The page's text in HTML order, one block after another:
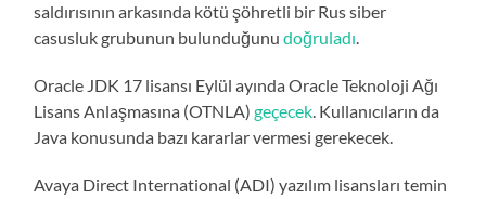
saldırısının arkasında kötü şöhretli bir Rus siber
casusluk grubunun bulunduğunudoğruladı.
Oracle JDK 17 lisansı Eylül ayında Oracle Teknoloji Ağı
Lisans Anlaşmasına (OTNLA)geçecek. Kullanıcıların da
Java konusunda bazı kararlar vermesi gerekecek.
Avaya Direct International (ADI) yazılım lisansları temin